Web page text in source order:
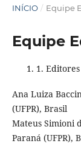
INÍCIO / Equipe
Equipe
1.
Ana Luiza
(UFPR), Brasil
Mateus Simioni
Paraná (UFPR),